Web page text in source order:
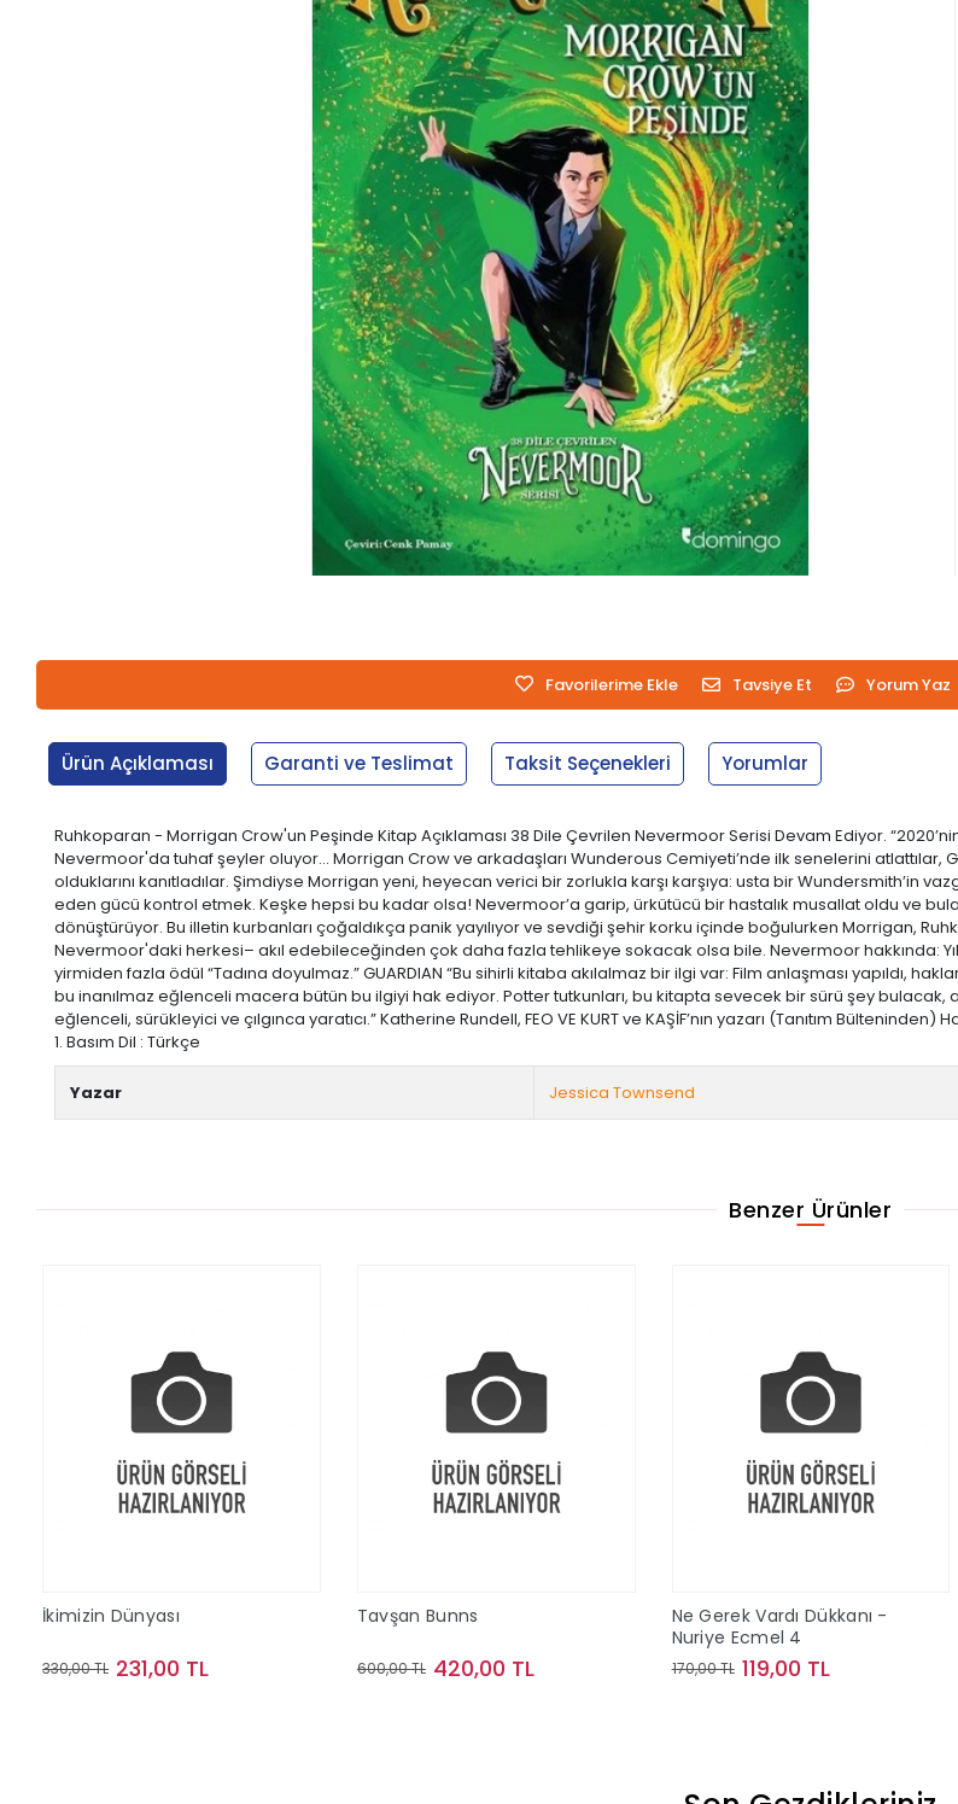
Favorilerime Ekle Tavsiye Et Yorum Yaz
Ürün Açıklaması Garanti ve Teslimat Taksit Seçenekleri Yorumlar
Ruhkoparan - Morrigan Crow'un Peşinde Kitap Açıklaması 38 Dile Çevrilen Nevermoor Serisi Devam Ediyor.
Nevermoor'da tuhaf şeyler oluyor… Morrigan Crow ve arkadaşları Wunderous Cemiyeti’nde ilk senelerini atlattılar,
olduklarını kanıtladılar. Şimdiyse Morrigan yeni, heyecan verici bir zorlukla karşı karşıya: usta bir Wundersmith’in
eden gücü kontrol etmek. Keşke hepsi bu kadar olsa! Nevermoor’a garip, ürkütücü bir hastalık musallat oldu ve
dönüştürüyor. Bu illetin kurbanları çoğaldıkça panik yayılıyor ve sevdiği şehir korku içinde boğulurken Morrigan,
Nevermoor'daki herkesi– akıl edebileceğinden çok daha fazla tehlikeye sokacak olsa bile. Nevermoor hakkında:
yirmiden fazla ödül “Tadına doyulmaz.” GUARDIAN “Bu sihirli kitaba akılalmaz bir ilgi var: Film anlaşması yapıldı,
bu inanılmaz eğlenceli macera bütün bu ilgiyi hak ediyor. Potter tutkunları, bu kitapta sevecek bir sürü şey bulacak,
eğlenceli, sürükleyici ve çılgınca yaratıcı.” Katherine Rundell, FEO VE KURT ve KAŞİF’nın yazarı (Tanıtım Bülteninden)
1. Basım Dil : Türkçe
Yazar Jessica Townsend
Benzer Ürünler
İkimizin Dünyası
330,00 TL 231,00 TL
Tavşan Bunns
600,00 TL 420,00 TL
Ne Gerek Vardı Dükkanı -
Nuriye Ecmel 4
170,00 TL 119,00 TL